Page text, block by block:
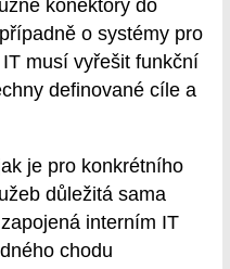
konektory do
o systémy pro
musí vyřešit funkční
definované cíle a
je pro konkrétního
důležitá sama
interním IT
chodu